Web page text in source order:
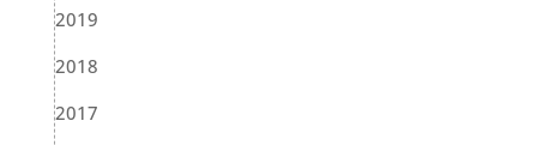
2019
2018
2017